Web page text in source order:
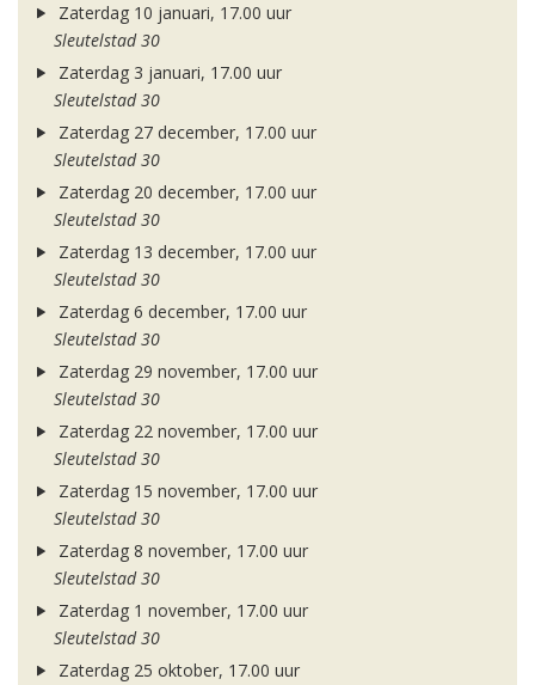
Zaterdag 10 januari, 17.00 uur
Sleutelstad 30
Zaterdag 3 januari, 17.00 uur
Sleutelstad 30
Zaterdag 27 december, 17.00 uur
Sleutelstad 30
Zaterdag 20 december, 17.00 uur
Sleutelstad 30
Zaterdag 13 december, 17.00 uur
Sleutelstad 30
Zaterdag 6 december, 17.00 uur
Sleutelstad 30
Zaterdag 29 november, 17.00 uur
Sleutelstad 30
Zaterdag 22 november, 17.00 uur
Sleutelstad 30
Zaterdag 15 november, 17.00 uur
Sleutelstad 30
Zaterdag 8 november, 17.00 uur
Sleutelstad 30
Zaterdag 1 november, 17.00 uur
Sleutelstad 30
Zaterdag 25 oktober, 17.00 uur